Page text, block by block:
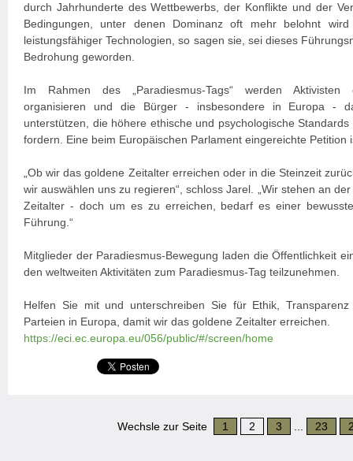
durch Jahrhunderte des Wettbewerbs, der Konflikte und der
Bedingungen, unter denen Dominanz oft mehr belohnt
leistungsfähiger Technologien, so sagen sie, sei dieses
Bedrohung geworden.
Im Rahmen des „Paradiesmus-Tags“ werden Aktivisten
organisieren und die Bürger - insbesondere in Europa -
unterstützen, die höhere ethische und psychologische
fordern. Eine beim Europäischen Parlament eingereichte Petition
„Ob wir das goldene Zeitalter erreichen oder in die Steinzeit
wir auswählen uns zu regieren“, schloss Jarel. „Wir stehen an
Zeitalter - doch um es zu erreichen, bedarf es einer
Führung.“
Mitglieder der Paradiesmus-Bewegung laden die Öffentlichkeit
den weltweiten Aktivitäten zum Paradiesmus-Tag teilzunehmen.
Helfen Sie mit und unterschreiben Sie für Ethik,
Parteien in Europa, damit wir das goldene Zeitalter erreichen.
https://eci.ec.europa.eu/056/public/#/screen/home
Wechsle zur Seite 1 2 3 23